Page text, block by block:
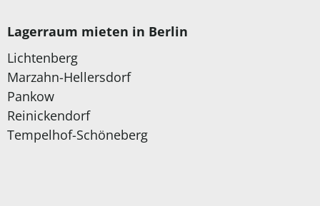
Lagerraum mieten in Berlin
Lichtenberg
Marzahn-Hellersdorf
Pankow
Reinickendorf
Tempelhof-Schöneberg